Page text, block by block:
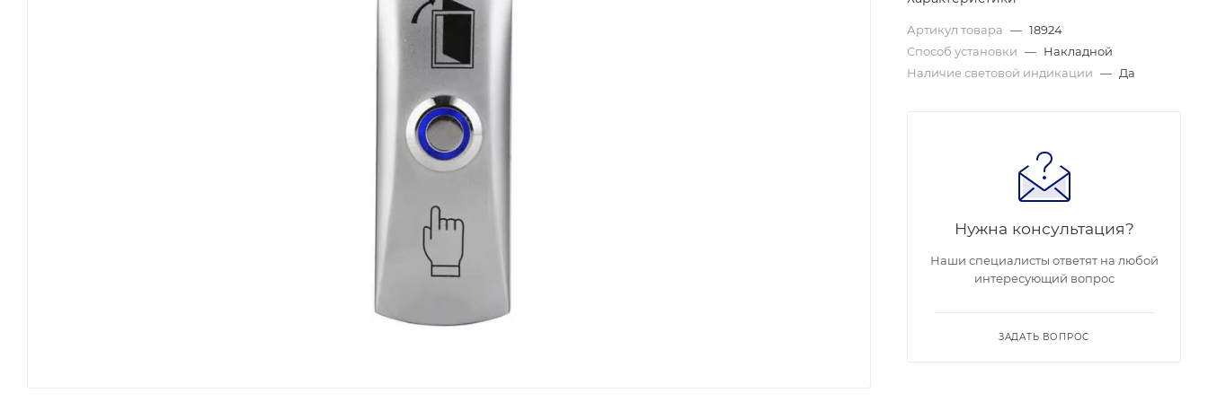
Артикул товара — 18924
Способ установки — Накладной
Наличие световой индикации — Да
Нужна консультация?
Наши специалисты ответят на любой
интересующий вопрос
ЗАДАТЬ ВОПРОС